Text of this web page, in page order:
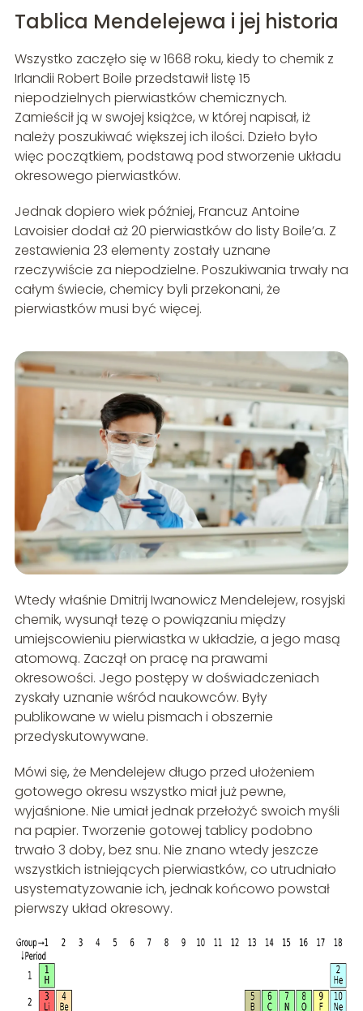
Tablica Mendelejewa i jej historia
Wszystko zaczęło się w 1668 roku, kiedy to chemik z
Irlandii Robert Boile przedstawił listę 15
niepodzielnych pierwiastków chemicznych.
Zamieścił ją w swojej książce, w której napisał, iż
należy poszukiwać większej ich ilości. Dzieło było
więc początkiem, podstawą pod stworzenie układu
okresowego pierwiastków.
Jednak dopiero wiek później, Francuz Antoine
Lavoisier dodał aż 20 pierwiastków do listy Boile’a. Z
zestawienia 23 elementy zostały uznane
rzeczywiście za niepodzielne. Poszukiwania trwały na
całym świecie, chemicy byli przekonani, że
pierwiastków musi być więcej.
Wtedy właśnie Dmitrij Iwanowicz Mendelejew, rosyjski
chemik, wysunął tezę o powiązaniu między
umiejscowieniu pierwiastka w układzie, a jego masą
atomową. Zaczął on pracę na prawami
okresowości. Jego postępy w doświadczeniach
zyskały uznanie wśród naukowców. Były
publikowane w wielu pismach i obszernie
przedyskutowywane.
Mówi się, że Mendelejew długo przed ułożeniem
gotowego okresu wszystko miał już pewne,
wyjaśnione. Nie umiał jednak przełożyć swoich myśli
na papier. Tworzenie gotowej tablicy podobno
trwało 3 doby, bez snu. Nie znano wtedy jeszcze
wszystkich istniejących pierwiastków, co utrudniało
usystematyzowanie ich, jednak końcowo powstał
pierwszy układ okresowy.